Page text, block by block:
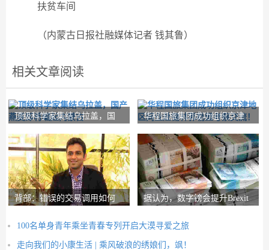
扶贫车间
（内蒙古日报社融媒体记者 钱其鲁）
相关文章阅读
顶级科学家集结乌拉盖，国
华程国旅集团成功组织京津
背部：错误的交易调用如何
据认为，数字镑会提升Brexit
100名单身青年乘坐青春专列开启大漠寻爱之旅
走向我们的小康生活 | 乘风破浪的绣娘们，飒！